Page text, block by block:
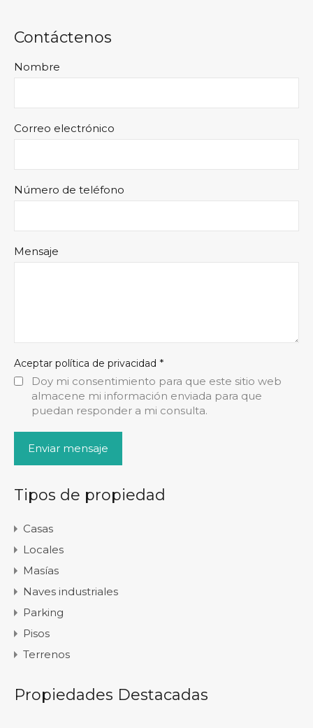
Contáctenos
Nombre
Correo electrónico
Número de teléfono
Mensaje
Aceptar política de privacidad *
Doy mi consentimiento para que este sitio web
almacene mi información enviada para que
puedan responder a mi consulta.
Tipos de propiedad
Casas
Locales
Masías
Naves industriales
Parking
Pisos
Terrenos
Propiedades Destacadas